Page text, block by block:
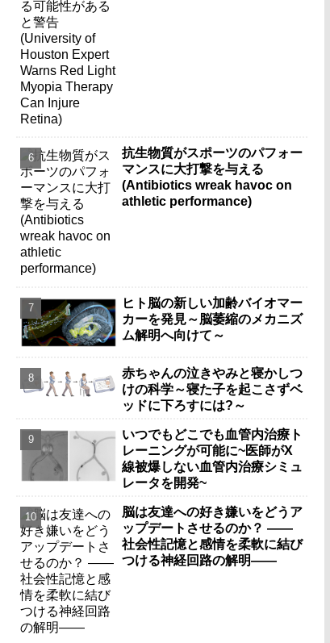
抗生物質がスポーツのパフォー
マンスに大打撃を与える
(Antibiotics wreak havoc on
athletic performance)
ヒト脳の新しい加齢バイオマー
カーを発見～脳萎縮のメカニズ
ム解明へ向けて～
赤ちゃんの泣きやみと寝かしつ
けの科学～寝た子を起こさずベ
ッドに下ろすには?～
いつでもどこでも血管内治療ト
レーニングが可能に~医師がX
線被爆しない血管内治療シミュ
レータを開発~
脳は友達への好き嫌いをどうア
ップデートさせるのか？ ――
社会性記憶と感情を柔軟に結び
つける神経回路の解明――